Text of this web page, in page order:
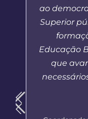
ao
Superior
Educação
que